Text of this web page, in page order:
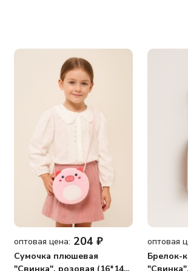
оптовая цена: 204 ₽
Сумочка плюшевая
"Свинка", розовая (16*14
оптовая
Брелок-